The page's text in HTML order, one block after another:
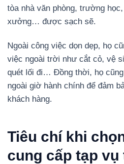
tòa nhà văn phòng, trường
xưởng… được sạch sẽ.
Ngoài công việc dọn dẹp, họ
việc ngoài trời như cắt cỏ, vệ
quét lối đi… Đồng thời, họ
ngoài giờ hành chính để đảm
khách hàng.
Tiêu chí khi
cung cấp tạp vụ